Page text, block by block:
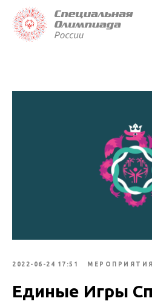
2022-06-24 17:51 МЕРОПРИЯТИЯ
Единые Игры